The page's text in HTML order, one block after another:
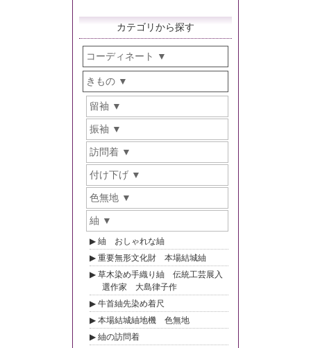
カテゴリから探す
コーディネート
きもの
留袖
振袖
訪問着
付け下げ
色無地
紬
紬 おしゃれな紬
重要無形文化財 本場結城紬
草木染め手織り紬 伝統工芸展入
選作家 大島律子作
牛首紬先染め着尺
本場結城紬地機 色無地
紬の訪問着